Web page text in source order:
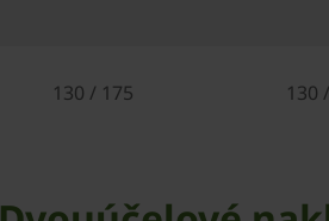
130 / 175 130